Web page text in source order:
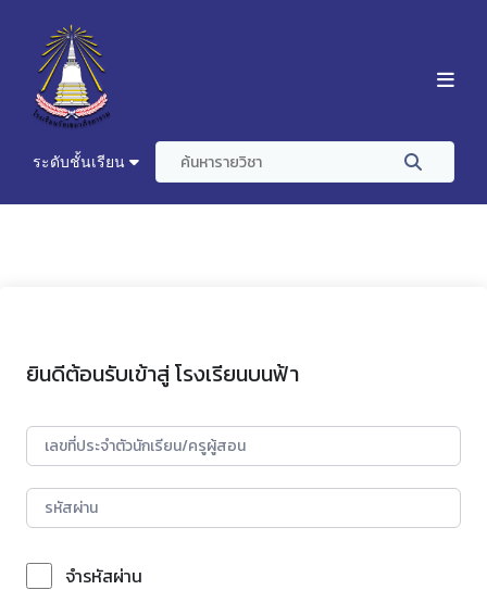
ระดับชั้นเรียน
ยินดีต้อนรับเข้าสู่ โรงเรียนบนฟ้า
จำรหัสผ่าน